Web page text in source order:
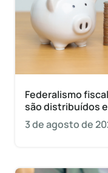
Federalismo
são distribuídos
3 de agosto de